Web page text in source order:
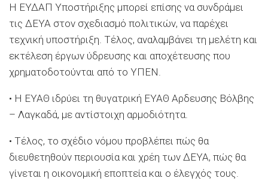
Η ΕΥΔΑΠ Υποστήριξης μπορεί επίσης να συνδράμει
τις ΔΕΥΑ στον σχεδιασμό πολιτικών, να παρέχει
τεχνική υποστήριξη. Τέλος, αναλαμβάνει τη μελέτη και
εκτέλεση έργων ύδρευσης και αποχέτευσης που
χρηματοδοτούνται από το ΥΠΕΝ.
• Η ΕΥΑΘ ιδρύει τη θυγατρική ΕΥΑΘ Αρδευσης Βόλβης
– Λαγκαδά, με αντίστοιχη αρμοδιότητα.
• Τέλος, το σχέδιο νόμου προβλέπει πώς θα
διευθετηθούν περιουσία και χρέη των ΔΕΥΑ, πώς θα
γίνεται η οικονομική εποπτεία και ο έλεγχός τους.